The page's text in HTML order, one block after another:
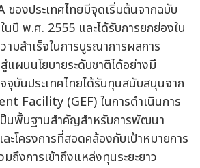
ของประเทศไทยมีจุดเริ่มต้นจากฉบับ
นปี พ.ศ. 2555 และได้รับการยกย่องใน
ามสำเร็จในการบูรณาการผลการ
สู่แผนนโยบายระดับชาติได้อย่างมี
จุบันประเทศไทยได้รับทุนสนับสนุนจาก
Facility (GEF) ในการดำเนินการ
นพื้นฐานสำคัญสำหรับการพัฒนา
ะโครงการที่สอดคล้องกับเป้าหมายการ
ถึงการเข้าถึงแหล่งทุนระยะยาว